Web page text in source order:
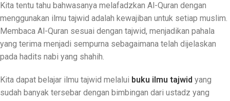
Kita tentu tahu bahwasanya melafadzkan Al-Quran dengan
menggunakan ilmu tajwid adalah kewajiban untuk setiap muslim.
Membaca Al-Quran sesuai dengan tajwid, menjadikan pahala
yang terima menjadi sempurna sebagaimana telah dijelaskan
pada hadits nabi yang shahih.
Kita dapat belajar ilmu tajwid melalui buku ilmu tajwid yang
sudah banyak tersebar dengan bimbingan dari ustadz yang